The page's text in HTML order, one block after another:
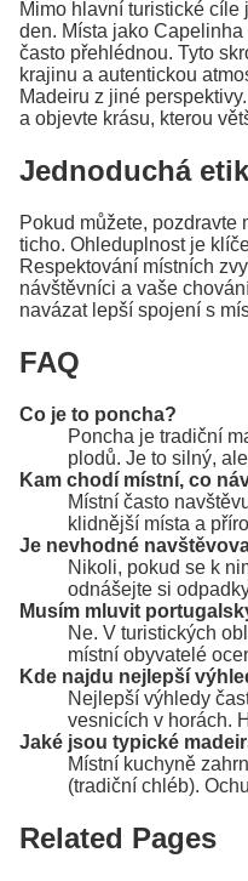
Mimo hlavní turistické
den. Místa jako
často přehlédnou. Tyto
krajinu a autentickou
Madeiru z jiné
a objevte krásu, kterou
Jednoduchá
Pokud můžete,
ticho. Ohleduplnost je
Respektování místních
návštěvníci a vaše
navázat lepší spojení s
FAQ
Co je to poncha?
Poncha je tradiční
plodů. Je to silný,
Kam chodí místní, co
Místní často
klidnější místa a
Je nevhodné
Nikoli, pokud se k
odnášejte si
Musím mluvit
Ne. V turistických
místní obyvatelé
Kde najdu nejlepší
Nejlepší výhledy
vesnicích v horách.
Jaké jsou typické
Místní kuchyně
(tradiční chléb).
Related Pages